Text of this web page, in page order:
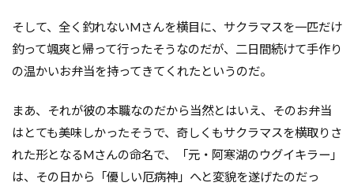
そして、全く釣れないMさんを横目に、サクラマスを一匹だけ
釣って颯爽と帰って行ったそうなのだが、二日間続けて手作り
の温かいお弁当を持ってきてくれたというのだ。
まあ、それが彼の本職なのだから当然とはいえ、そのお弁当
はとても美味しかったそうで、奇しくもサクラマスを横取りさ
れた形となるMさんの命名で、「元・阿寒湖のウグイキラー」
は、その日から「優しい厄病神」へと変貌を遂げたのだっ